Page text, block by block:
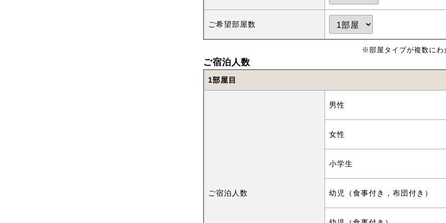
ご希望部屋数
※部屋タイプが複数にわ
ご宿泊人数
1部屋目
ご宿泊人数
男性
女性
小学生
幼児（食事付き，布団付き）